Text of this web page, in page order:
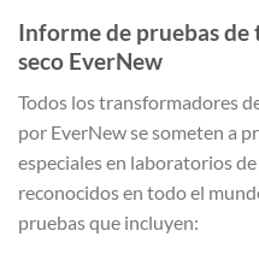
Informe de pruebas
seco EverNew
Todos los transformadores
por EverNew se someten a
especiales en laboratorios
reconocidos en todo el
pruebas que incluyen: